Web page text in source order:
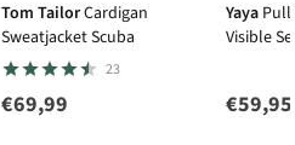
Tom TailorCardigan
Sweatjacket Scuba
23
€69,99
Yaya Pull
Visible
€59,95